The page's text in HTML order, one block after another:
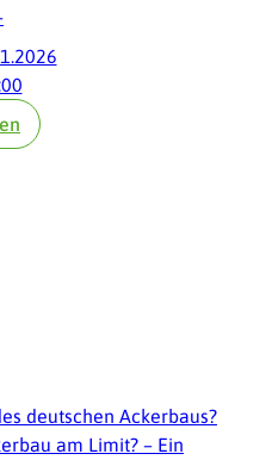
deutschen Ackerbaus?
am Limit? – Ein